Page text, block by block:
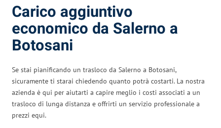
Carico aggiuntivo
economico da Salerno a
Botosani
Se stai pianificando un trasloco da Salerno a Botosani,
sicuramente ti starai chiedendo quanto potrà costarti. La nostra
azienda è qui per aiutarti a capire meglio i costi associati a un
trasloco di lunga distanza e offrirti un servizio professionale a
prezzi equi.